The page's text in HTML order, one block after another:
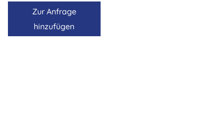
Zur Anfrage
hinzufügen